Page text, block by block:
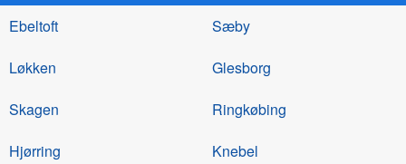
Ebeltoft
Løkken
Skagen
Hjørring
Sæby
Glesborg
Ringkøbing
Knebel